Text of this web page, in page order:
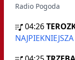
Radio Pogoda
04:26